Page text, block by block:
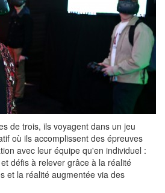
de trois, ils voyagent dans un jeu
où ils accomplissent des épreuves
avec leur équipe qu'en individuel :
défis à relever grâce à la réalité
et la réalité augmentée via des